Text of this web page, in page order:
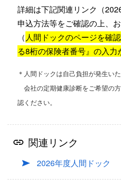
詳細は下記関連リンク（
申込方法等をご確認の上、
（人間ドックのページを確
る8桁の保険者番号』の入力
＊人間ドックは自己負担が発生いた
会社の定期健康診断をご希望の
認ください。
関連リンク
2026年度人間ドック